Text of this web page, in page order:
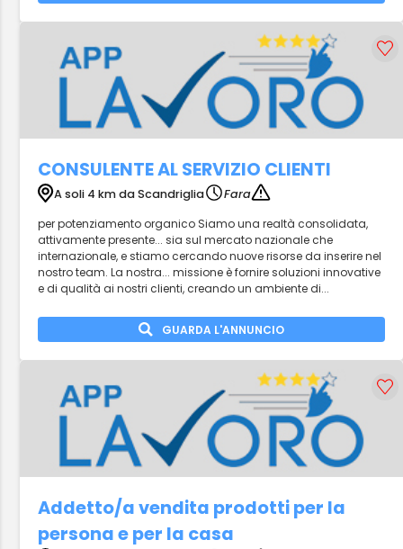
CONSULENTE AL SERVIZIO CLIENTI
A soli 4 km da Scandriglia
Fara
per potenziamento organico Siamo una realtà consolidata,
attivamente presente... sia sul mercato nazionale che
internazionale, e stiamo cercando nuove risorse da inserire nel
nostro team. La nostra... missione è fornire soluzioni innovative
e di qualità ai nostri clienti, creando un ambiente di...
GUARDA L'ANNUNCIO
Addetto/a vendita prodotti per la
persona e per la casa